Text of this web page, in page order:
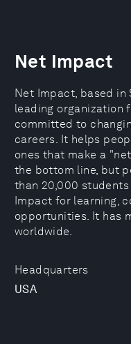
Headquarters
USA
Net Impact
Net Impact, based in
leading organization
committed to
careers. It helps
ones that make a
the bottom line, but
than 20,000
Impact for learning,
opportunities. It has
worldwide.